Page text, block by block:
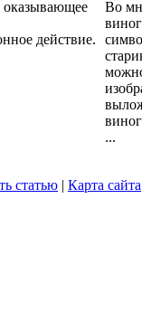
оказывающее
действие.
Во
...
статью | Карта сайта